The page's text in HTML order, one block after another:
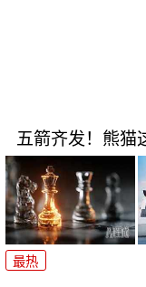
五箭齐发！熊猫
最热